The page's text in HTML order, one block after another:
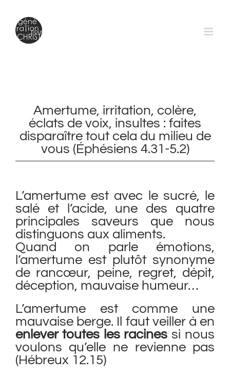
contenu
Amertume, irritation, colère,
éclats de voix, insultes : faites
disparaître tout cela du milieu de
vous (Éphésiens 4.31-5.2)
L’amertume est avec le sucré, le
salé et l’acide, une des quatre
principales saveurs que nous
distinguons aux aliments.
Quand on parle émotions,
l’amertume est plutôt synonyme
de rancœur, peine, regret, dépit,
déception, mauvaise humeur…
L’amertume est comme une
mauvaise berge. Il faut veiller à en
enlever toutes les racines si nous
voulons qu’elle ne revienne pas
(Hébreux 12.15)